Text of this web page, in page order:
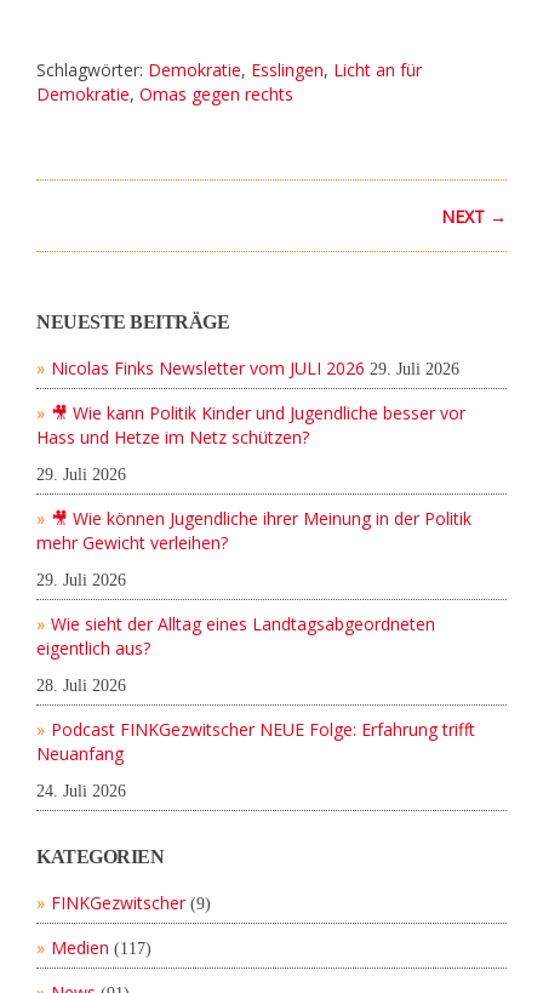
Schlagwörter: Demokratie, Esslingen, Licht an für
Demokratie, Omas gegen rechts
NEXT →
NEUESTE BEITRÄGE
Nicolas Finks Newsletter vom JULI 2026 29. Juli 2026
🎥 Wie kann Politik Kinder und Jugendliche besser vor
Hass und Hetze im Netz schützen?
29. Juli 2026
🎥 Wie können Jugendliche ihrer Meinung in der Politik
mehr Gewicht verleihen?
29. Juli 2026
Wie sieht der Alltag eines Landtagsabgeordneten
eigentlich aus?
28. Juli 2026
Podcast FINKGezwitscher NEUE Folge: Erfahrung trifft
Neuanfang
24. Juli 2026
KATEGORIEN
FINKGezwitscher(9)
Medien (117)